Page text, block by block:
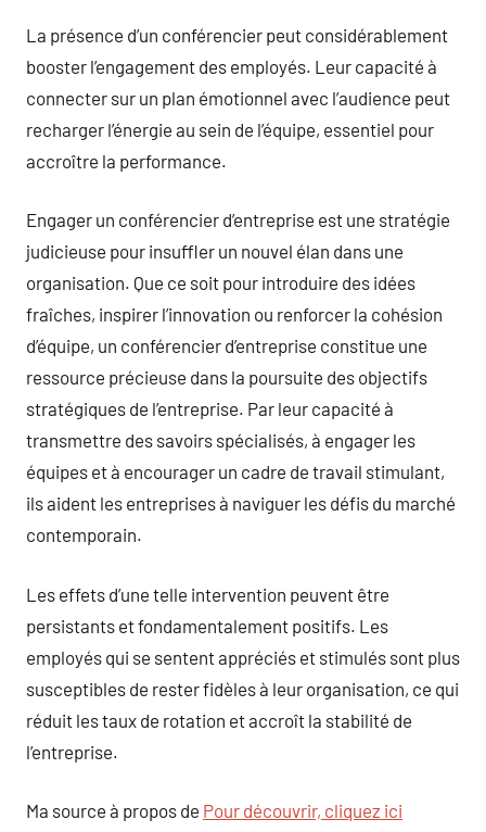
La présence d’un conférencier peut considérablement
booster l’engagement des employés. Leur capacité à
connecter sur un plan émotionnel avec l’audience peut
recharger l’énergie au sein de l’équipe, essentiel pour
accroître la performance.
Engager un conférencier d’entreprise est une stratégie
judicieuse pour insuffler un nouvel élan dans une
organisation. Que ce soit pour introduire des idées
fraîches, inspirer l’innovation ou renforcer la cohésion
d’équipe, un conférencier d’entreprise constitue une
ressource précieuse dans la poursuite des objectifs
stratégiques de l’entreprise. Par leur capacité à
transmettre des savoirs spécialisés, à engager les
équipes et à encourager un cadre de travail stimulant,
ils aident les entreprises à naviguer les défis du marché
contemporain.
Les effets d’une telle intervention peuvent être
persistants et fondamentalement positifs. Les
employés qui se sentent appréciés et stimulés sont plus
susceptibles de rester fidèles à leur organisation, ce qui
réduit les taux de rotation et accroît la stabilité de
l’entreprise.
Ma source à propos de Pour découvrir, cliquez ici